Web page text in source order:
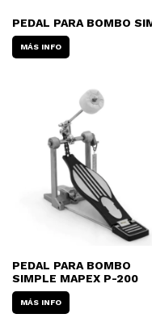
PEDAL PARA BOMBO
MÁS INFO
PEDAL PARA BOMBO
SIMPLE MAPEX P-200
MÁS INFO